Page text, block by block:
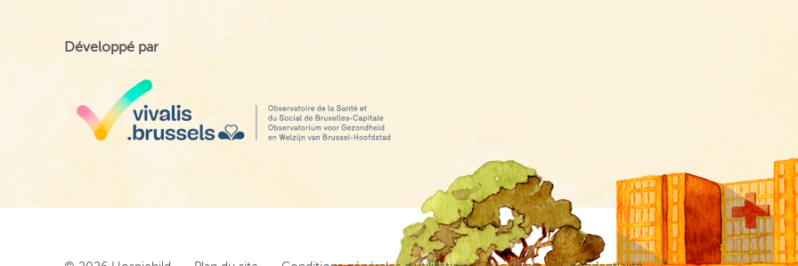
Développé par